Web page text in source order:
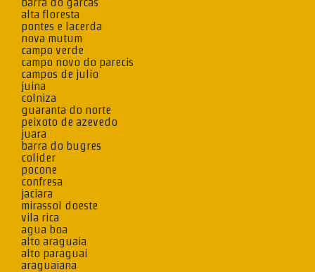
alta floresta
pontes e lacerda
nova mutum
campo verde
campo novo do parecis
campos de julio
juina
colniza
guaranta do norte
peixoto de azevedo
juara
barra do bugres
colider
pocone
confresa
jaciara
mirassol doeste
vila rica
agua boa
alto araguaia
alto paraguai
araguaiana